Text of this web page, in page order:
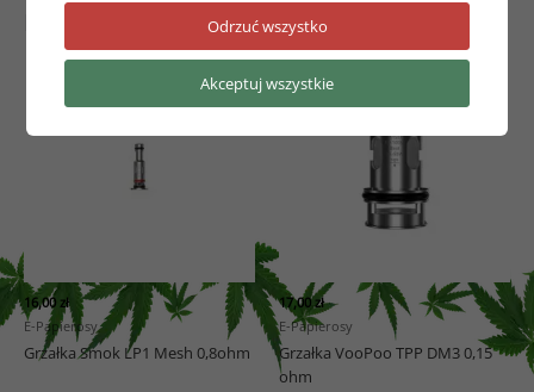
Podobne produkty
16,00 zł
E-Papierosy
Grzałka Smok LP1 Mesh 0,8ohm
17,00zł
E-Papierosy
Grzałka VooPoo TPP DM3 0,15
ohm
Odrzuć wszystko
Akceptuj wszystkie